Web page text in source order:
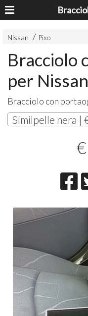
Nissan Pixo
Bracciolo
per
Bracciolo con
Similpelle nera |
€